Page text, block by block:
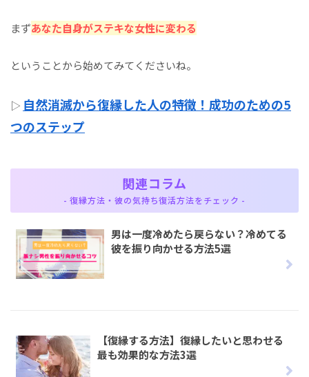
まずあなた自身がステキな女性に変わる
ということから始めてみてくださいね。
▷ 自然消滅から復縁した人の特徴！成功のための5
つのステップ
関連コラム
- 復縁方法・彼の気持ち復活方法をチェック -
男は一度冷めたら戻らない？冷めてる
彼を振り向かせる方法5選
【復縁する方法】復縁したいと思わせる
最も効果的な方法3選